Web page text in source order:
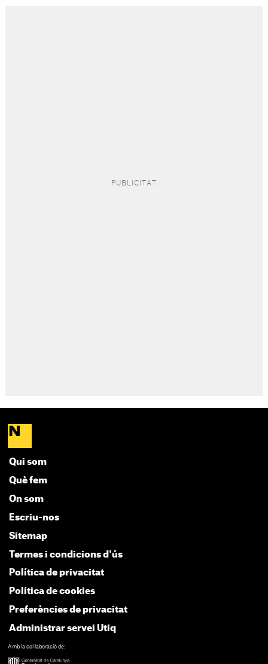
Qui som
Què fem
On som
Escriu-nos
Sitemap
Termes i condicions d'ús
Política de privacitat
Política de cookies
Preferències de privacitat
Administrar servei Utiq
Amb la col·laboració de: